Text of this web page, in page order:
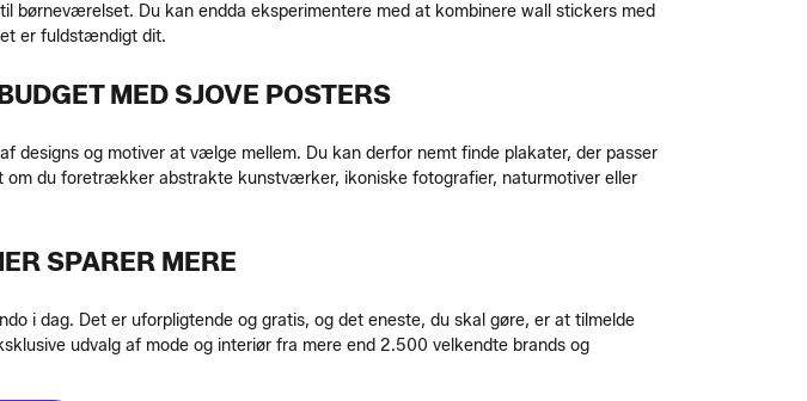
børneværelset. Du kan endda eksperimentere med at kombinere wall stickers med
er fuldstændigt dit.
MED SJOVE POSTERS
designs og motiver at vælge mellem. Du kan derfor nemt finde plakater, der passer
om du foretrækker abstrakte kunstværker, ikoniske fotografier, naturmotiver eller
SPARER MERE
i dag. Det er uforpligtende og gratis, og det eneste, du skal gøre, er at tilmelde
udvalg af mode og interiør fra mere end 2.500 velkendte brands og